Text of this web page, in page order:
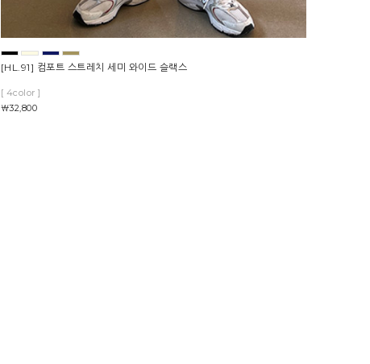
[HL.91] 컴포트 스트레치 세미 와이드 슬랙스
[ 4color ]
￦32,800